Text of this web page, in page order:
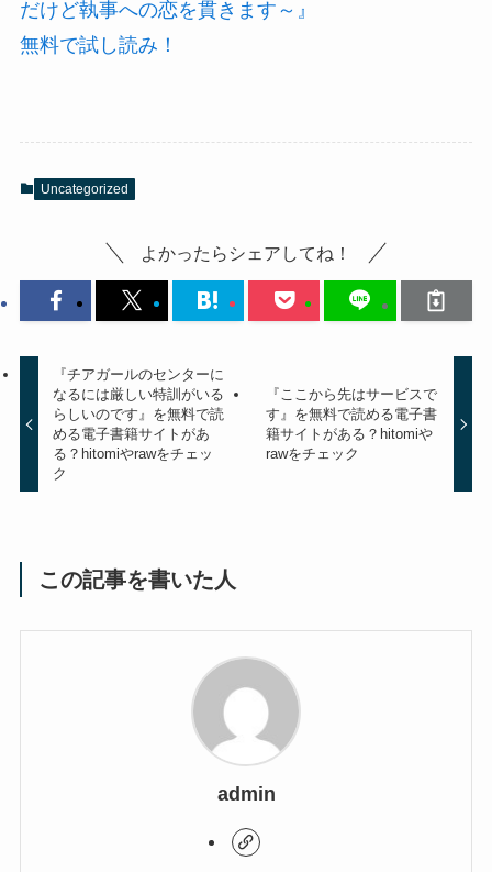
だけど執事への恋を貫きます～』
無料で試し読み！
Uncategorized
よかったらシェアしてね！
『チアガールのセンターに
なるには厳しい特訓がいる
らしいのです』を無料で読
める電子書籍サイトがあ
る？hitomiやrawをチェッ
ク
『ここから先はサービスで
す』を無料で読める電子書
籍サイトがある？hitomiや
rawをチェック
この記事を書いた人
admin